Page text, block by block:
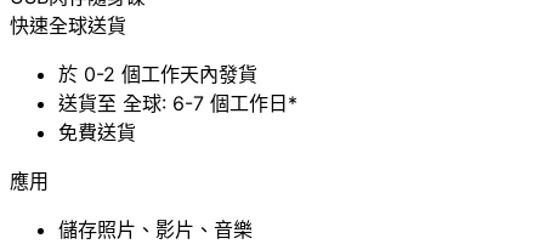
快速全球送貨
於 0-2 個工作天內發貨
送貨至 全球: 6-7 個工作日*
免費送貨
應用
儲存照片、影片、音樂